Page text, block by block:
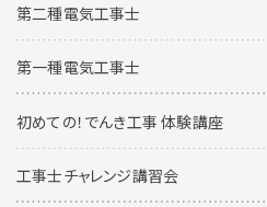
第二種電気工事士
第一種電気工事士
初めての！でんき工事 体験講座
工事士チャレンジ講習会